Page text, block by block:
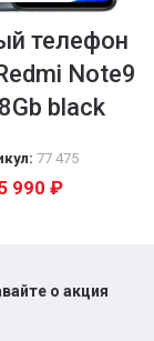
телефон
Note9
black
77 475
990 ₽
о акция